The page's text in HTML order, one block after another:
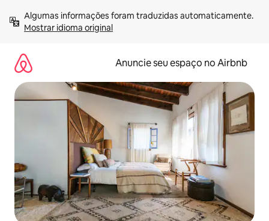
para
Mostrar idioma original
Anuncie seu espaço no Airbnb